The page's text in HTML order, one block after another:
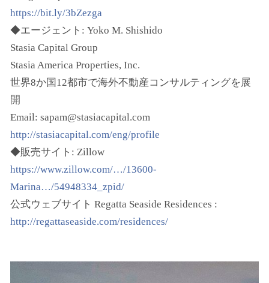
https://bit.ly/3bZezga
◆エージェント: Yoko M. Shishido
Stasia Capital Group
Stasia America Properties, Inc.
世界8か国12都市で海外不動産コンサルティングを展
開
Email: sapam@stasiacapital.com
http://stasiacapital.com/eng/profile
◆販売サイト: Zillow
https://www.zillow.com/…/13600-
Marina…/54948334_zpid/
公式ウェブサイト Regatta Seaside Residences :
http://regattaseaside.com/residences/